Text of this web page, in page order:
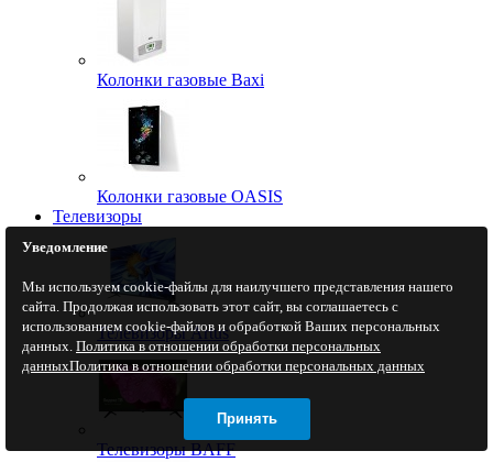
Колонки газовые Baxi
Колонки газовые OASIS
Телевизоры
Телевизоры Artus
Телевизоры BAFF
Уведомление
Мы используем cookie-файлы для наилучшего представления нашего
сайта. Продолжая использовать этот сайт, вы соглашаетесь с
использованием cookie-файлов и обработкой Ваших персональных
данных. Политика в отношении обработки персональных
данныхПолитика в отношении обработки персональных данных
Принять